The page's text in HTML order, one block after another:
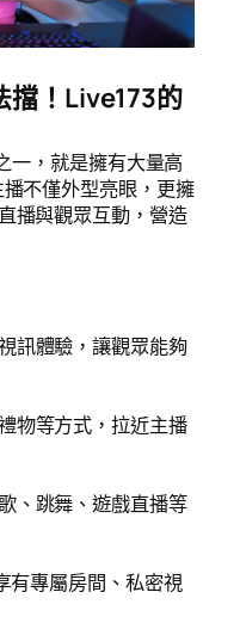
擋！Live173的
一，就是擁有大量高
不僅外型亮眼，更擁
播與觀眾互動，營造
訊體驗，讓觀眾能夠
物等方式，拉近主播
、跳舞、遊戲直播等
有專屬房間、私密視